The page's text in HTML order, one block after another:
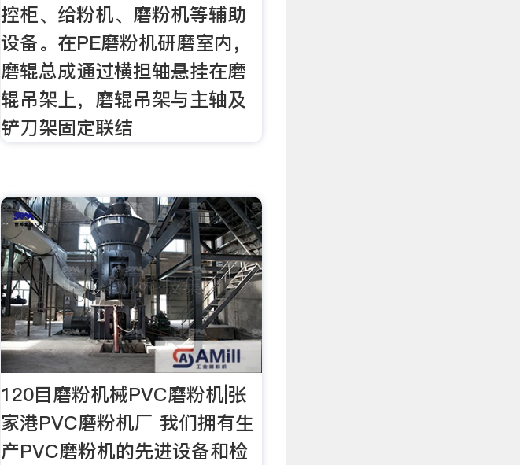
控柜、给粉机、磨粉机等辅助
设备。在PE磨粉机研磨室内，
磨辊总成通过横担轴悬挂在磨
辊吊架上，磨辊吊架与主轴及
铲刀架固定联结
120目磨粉机械PVC磨粉机|张
家港PVC磨粉机厂 我们拥有生
产PVC磨粉机的先进设备和检